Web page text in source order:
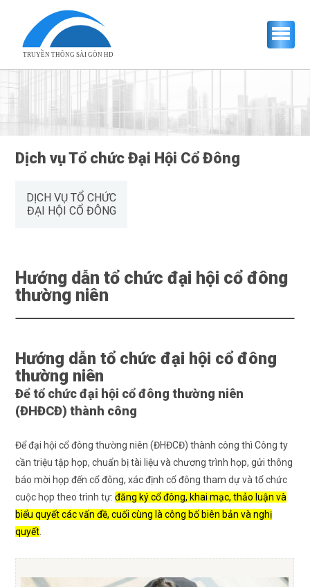
TRUYỀN THÔNG SÀI GÒN HD
Dịch vụ Tổ chức Đại Hội Cổ Đông
DỊCH VỤ TỔ CHỨC
ĐẠI HỘI CỔ ĐÔNG
Hướng dẫn tổ chức đại hội cổ đông
thường niên
Hướng dẫn tổ chức đại hội cổ đông
thường niên
Để tổ chức đại hội cổ đông thường niên
(ĐHĐCĐ) thành công
Để đại hội cổ đông thường niên (ĐHĐCĐ) thành công thì Công ty
cần triệu tập họp, chuẩn bị tài liệu và chương trình họp, gửi thông
báo mời họp đến cổ đông, xác định cổ đông tham dự và tổ chức
cuộc họp theo trình tự:đăng ký cổ đông, khai mạc, thảo luận và
biểu quyết các vấn đề, cuối cùng là công bố biên bản và nghị
quyết